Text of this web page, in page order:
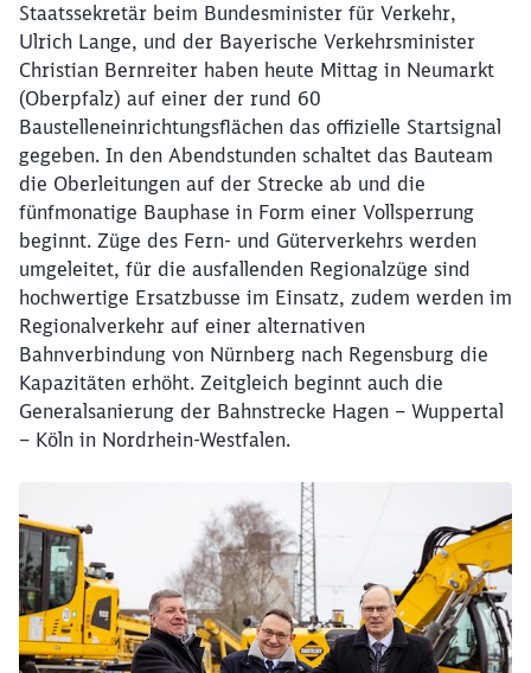
Staatssekretär beim Bundesminister für Verkehr,
Ulrich Lange, und der Bayerische Verkehrsminister
Christian Bernreiter haben heute Mittag in Neumarkt
(Oberpfalz) auf einer der rund 60
Baustelleneinrichtungsflächen das offizielle Startsignal
gegeben. In den Abendstunden schaltet das Bauteam
die Oberleitungen auf der Strecke ab und die
fünfmonatige Bauphase in Form einer Vollsperrung
beginnt. Züge des Fern- und Güterverkehrs werden
umgeleitet, für die ausfallenden Regionalzüge sind
hochwertige Ersatzbusse im Einsatz, zudem werden im
Regionalverkehr auf einer alternativen
Bahnverbindung von Nürnberg nach Regensburg die
Kapazitäten erhöht. Zeitgleich beginnt auch die
Generalsanierung der Bahnstrecke Hagen – Wuppertal
– Köln in Nordrhein-Westfalen.